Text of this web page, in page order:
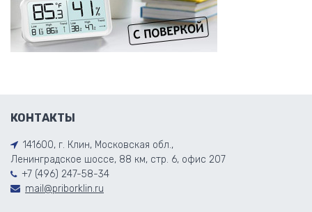
КОНТАКТЫ
141600, г. Клин, Московская обл.,
Ленинградское шоссе, 88 км, стр. 6, офис 207
+7 (496) 247-58-34
mail@priborklin.ru